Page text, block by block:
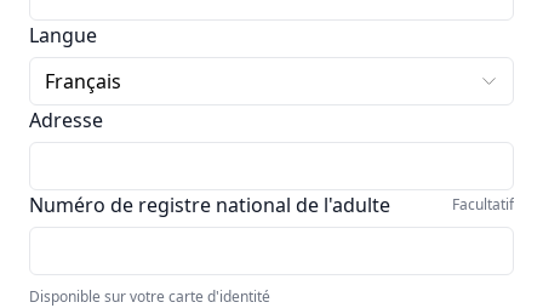
Langue
Français
Adresse
Numéro de registre national de l'adulte Facultatif
Disponible sur votre carte d'identité